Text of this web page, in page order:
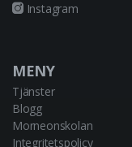
Instagram
MENY
Tjänster
Blogg
Morneonskolan
Integritetspolicy